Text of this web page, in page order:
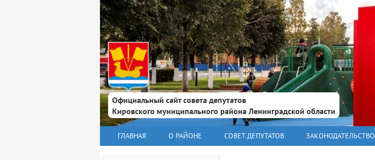
Официальный сайт совета депутатов
Кировского муниципального района Ленинградской области
ГЛАВНАЯ О РАЙОНЕ СОВЕТ ДЕПУТАТОВ ЗАКОНОДАТЕЛЬСТВО